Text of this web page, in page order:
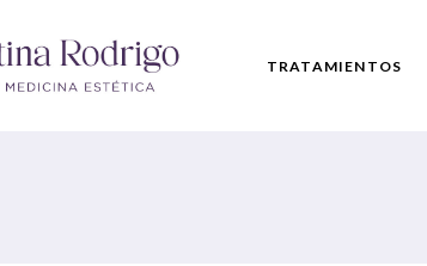
TRATAMIENTOS